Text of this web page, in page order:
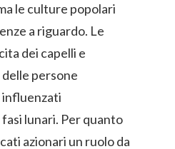
le culture popolari
a riguardo. Le
dei capelli e
persone
lunari. Per quanto
azionari un ruolo da